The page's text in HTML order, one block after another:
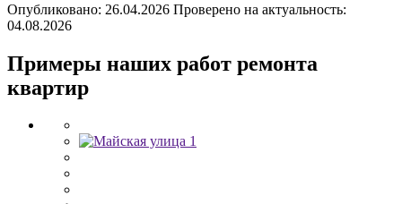
Опубликовано: 26.04.2026 Проверено на актуальность:
04.08.2026
Примеры наших работ ремонта
квартир